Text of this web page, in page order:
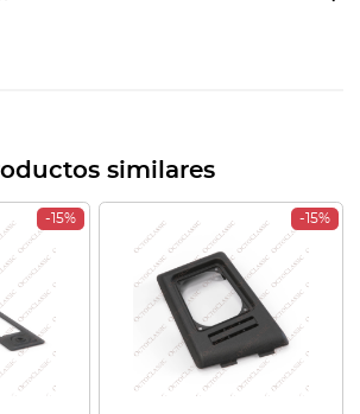
similares
-15% -15%